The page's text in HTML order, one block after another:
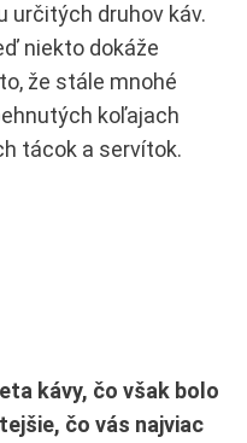
určitých druhov káv.
niekto dokáže
že stále mnohé
koľajach
tácok a servítok.
kávy, čo však bolo
čo vás najviac